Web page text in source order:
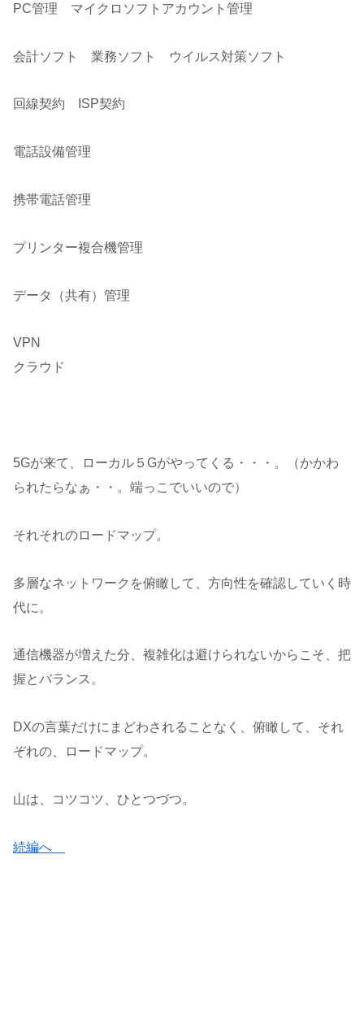
PC管理 マイクロソフトアカウント管理
会計ソフト 業務ソフト ウイルス対策ソフト
回線契約 ISP契約
電話設備管理
携帯電話管理
プリンター複合機管理
データ（共有）管理
VPN
クラウド
5Gが来て、ローカル５Gがやってくる・・・。（かかわ
られたらなぁ・・。端っこでいいので）
それそれのロードマップ。
多層なネットワークを俯瞰して、方向性を確認していく時
代に。
通信機器が増えた分、複雑化は避けられないからこそ、把
握とバランス。
DXの言葉だけにまどわされることなく、俯瞰して、それ
ぞれの、ロードマップ。
山は、コツコツ、ひとつづつ。
続編へ